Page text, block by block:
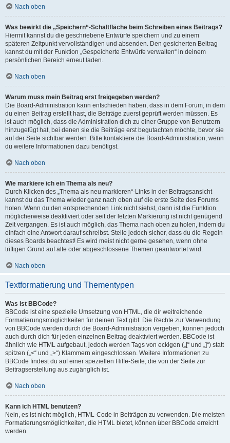
Nach oben
Was bewirkt die „Speichern“-Schaltfläche beim Schreiben eines Beitrags?
Hiermit kannst du die geschriebene Entwürfe speichern und zu einem
späteren Zeitpunkt vervollständigen und absenden. Den gesicherten Beitrag
kannst du mit der Funktion „Gespeicherte Entwürfe verwalten“ in deinem
persönlichen Bereich erneut laden.
Nach oben
Warum muss mein Beitrag erst freigegeben werden?
Die Board-Administration kann entschieden haben, dass in dem Forum, in dem
du einen Beitrag erstellt hast, die Beiträge zuerst geprüft werden müssen. Es
ist auch möglich, dass die Administration dich zu einer Gruppe von Benutzern
hinzugefügt hat, bei denen sie die Beiträge erst begutachten möchte, bevor sie
auf der Seite sichtbar werden. Bitte kontaktiere die Board-Administration, wenn
du weitere Informationen dazu benötigst.
Nach oben
Wie markiere ich ein Thema als neu?
Durch Klicken des „Thema als neu markieren“-Links in der Beitragsansicht
kannst du das Thema wieder ganz nach oben auf die erste Seite des Forums
holen. Wenn du den entsprechenden Link nicht siehst, dann ist die Funktion
möglicherweise deaktiviert oder seit der letzten Markierung ist nicht genügend
Zeit vergangen. Es ist auch möglich, das Thema nach oben zu holen, indem du
einfach eine Antwort darauf schreibst. Stelle jedoch sicher, dass du die Regeln
dieses Boards beachtest! Es wird meist nicht gerne gesehen, wenn ohne
triftigen Grund auf alte oder abgeschlossene Themen geantwortet wird.
Nach oben
Textformatierung und Thementypen
Was ist BBCode?
BBCode ist eine spezielle Umsetzung von HTML, die dir weitreichende
Formatierungsmöglichkeiten für deinen Text gibt. Die Rechte zur Verwendung
von BBCode werden durch die Board-Administration vergeben, können jedoch
auch durch dich für jeden einzelnen Beitrag deaktiviert werden. BBCode ist
ähnlich wie HTML aufgebaut, jedoch werden Tags von eckigen („[“ und „]“) statt
spitzen („<“ und „>“) Klammern eingeschlossen. Weitere Informationen zu
BBCode findest du auf einer speziellen Hilfe-Seite, die von der Seite zur
Beitragserstellung aus zugänglich ist.
Nach oben
Kann ich HTML benutzen?
Nein, es ist nicht möglich, HTML-Code in Beiträgen zu verwenden. Die meisten
Formatierungsmöglichkeiten, die HTML bietet, können über BBCode erreicht
werden.